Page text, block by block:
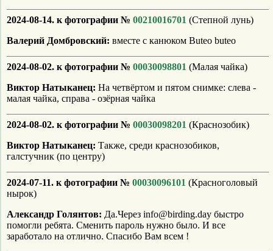
2024-08-14. к фотографии № 00210016701 (Степной лунь)
Валерий Домбровский: вместе с канюком Buteo buteo
2024-08-02. к фотографии № 00030098801 (Малая чайка)
Виктор Натыканец: На четвёртом и пятом снимке: слева -
малая чайка, справа - озёрная чайка
2024-08-02. к фотографии № 00030098201 (Краснозобик)
Виктор Натыканец: Также, среди краснозобиков,
галстучник (по центру)
2024-07-11. к фотографии № 00030096101 (Красноголовый
нырок)
Александр Голянтов: Да.Через info@birding.day быстро
помогли ребята. Сменить пароль нужно было. И все
заработало на отлично. Спасибо Вам всем !